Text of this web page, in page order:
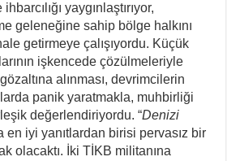
yaygınlaştırıyor,
geleneğine sahip bölge halkını
getirmeye çalışıyordu. Küçük
işkencede çözülmeleriyle
alınması, devrimcilerin
panik yaratmakla, muhbirliği
değerlendiriyordu. “Denizi
en iyi yanıtlardan birisi pervasız bir
olacaktı. İki TİKB militanına